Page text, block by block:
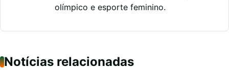
olímpico e esporte feminino.
Notícias relacionadas